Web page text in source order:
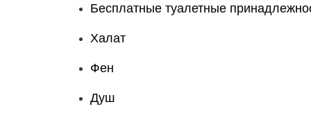
Бесплатные туалетные
Халат
Фен
Душ